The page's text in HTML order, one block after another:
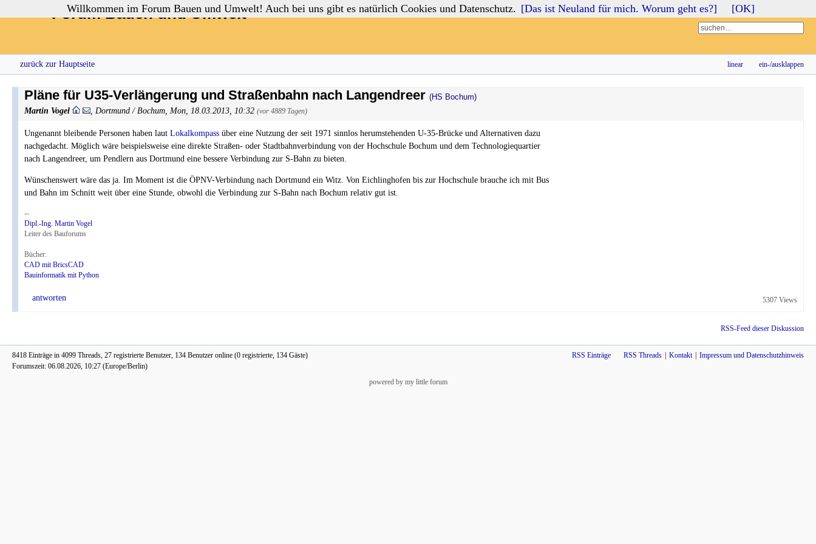
Forum Bauen und Umwelt Login
zurück zur Hauptseite linear ein-/ausklappen
Pläne für U35-Verlängerung und Straßenbahn nach Langendreer (HS Bochum)
Martin Vogel Dortmund / Bochum Mon, 18.03.2013, 10:32 (vor 4889 Tagen)
Ungenannt bleibende Personen haben laut Lokalkompass über eine Nutzung der seit 1971 sinnlos herumstehenden U-35-Brücke und Alternativen dazu
nachgedacht. Möglich wäre beispielsweise eine direkte Straßen- oder Stadtbahnverbindung von der Hochschule Bochum und dem Technologiequartier
nach Langendreer, um Pendlern aus Dortmund eine bessere Verbindung zur S-Bahn zu bieten.
Wünschenswert wäre das ja. Im Moment ist die ÖPNV-Verbindung nach Dortmund ein Witz. Von Eichlinghofen bis zur Hochschule brauche ich mit Bus
und Bahn im Schnitt weit über eine Stunde, obwohl die Verbindung zur S-Bahn nach Bochum relativ gut ist.
--
Dipl.-Ing. Martin Vogel
Leiter des Bauforums
Bücher:
CAD mit BricsCAD
Bauinformatik mit Python
antworten 5307 Views
RSS-Feed dieser Diskussion
8418 Einträge in 4099 Threads, 27 registrierte Benutzer, 134 Benutzer online (0 registrierte, 134 Gäste)
Forumszeit: 06.08.2026, 10:27 (Europe/Berlin)
RSS Einträge RSS Threads Kontakt Impressum und Datenschutzhinweis
powered by my little forum
Willkommen im Forum Bauen und Umwelt! Auch bei uns gibt es natürlich Cookies und Datenschutz. [Das ist Neuland für mich. Worum geht es?] [OK]